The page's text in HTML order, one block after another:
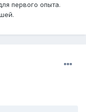
первого опыта.